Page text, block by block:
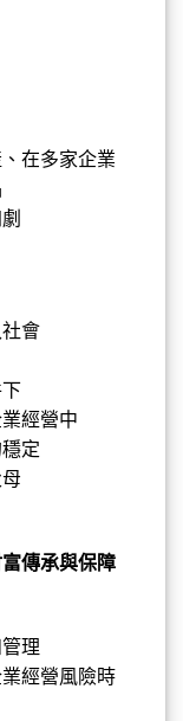
在多家企業
會
經營中
穩定
傳承與保障
理
經營風險時